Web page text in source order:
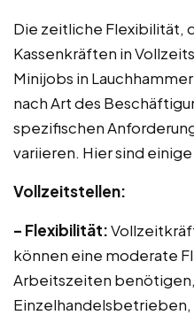
Die zeitliche Flexibilität,
Kassenkräften in
Minijobs in
nach Art des
spezifischen
variieren. Hier sind
Vollzeitstellen:
– Flexibilität:
können eine moderate
Arbeitszeiten